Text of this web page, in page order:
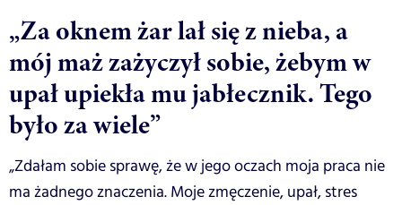
„Za oknem żar lał się z nieba, a
mój maż zażyczył sobie, żebym w
upał upiekła mu jabłecznik. Tego
było za wiele”
„Zdałam sobie sprawę, że w jego oczach moja praca nie
ma żadnego znaczenia. Moje zmęczenie, upał, stres